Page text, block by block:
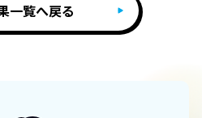
一覧へ戻る